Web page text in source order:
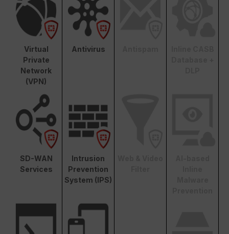
Virtual
Private
Network
(VPN)
Antivirus
SD-WAN
Services
Intrusion
Prevention
System (IPS)